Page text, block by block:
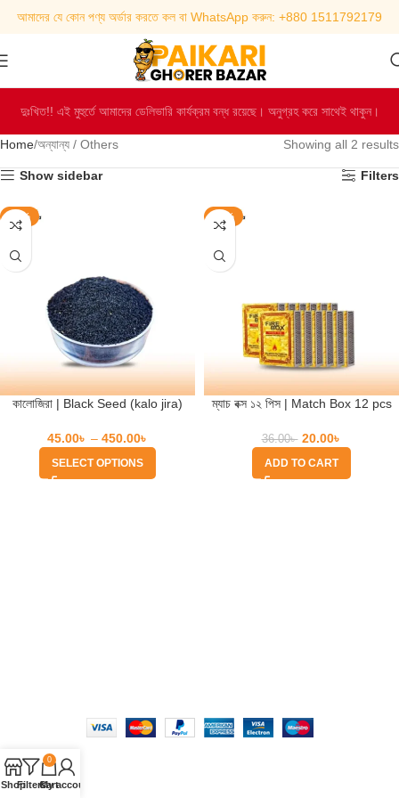
আমাদের যে কোন পণ্য অর্ডার করতে কল বা WhatsApp করুন: +880 1511792179
দুঃখিত!! এই মুহুর্তে আমাদের ডেলিভারি কার্যক্রম বন্ধ রয়েছে। অনুগ্রহ করে সাথেই থাকুন।
Home অন্যান্য / Others Showing all 2 results
Show sidebar Filters
-32%
কালোজিরা | Black Seed (kalo jira)
45.00৳ – 450.00৳
SELECT OPTIONS
-44%
ম্যাচ বক্স ১২ পিস | Match Box 12 pcs
36.00৳ 20.00৳
ADD TO CART
ShopFilters
0
Cart
My account